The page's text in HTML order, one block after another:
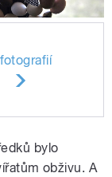
bylo
obživu. A